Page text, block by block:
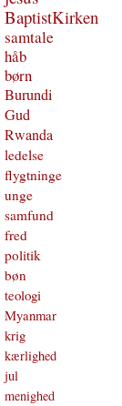
BaptistKirken
samtale
håb
børn
Burundi
Gud
Rwanda
ledelse
flygtninge
unge
samfund
fred
politik
bøn
teologi
Myanmar
krig
kærlighed
jul
menighed